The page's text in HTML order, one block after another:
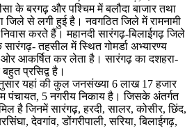
के बरगढ़ और पश्चिम में बलौदा बाजार तथा
जिले से लगी हुई है। नवगठित जिले में रामनामी
करते हैं। महानदी सारंगढ़-बिलाईगढ़ जिले
तहसील में स्थित गोमर्डा अभ्यारण्य
आकर्षित कर लेता है। सारंगढ़ का दशहरा-
प्रसिद्व है।
यहां की कुल जनसंख्या 6 लाख 17 हजार
पंचायत, 5 नगरीय निकाय है। जिसके अंतर्गत
है जिनमें सारंगढ़, हरदी, सालर, कोसीर, छिंद,
देवगांव, डोंगरीपाली, सरिया, बिलाईगढ़,